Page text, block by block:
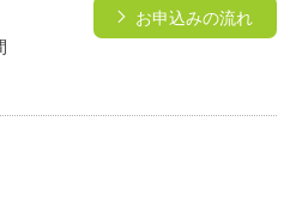
お申込みの流れ